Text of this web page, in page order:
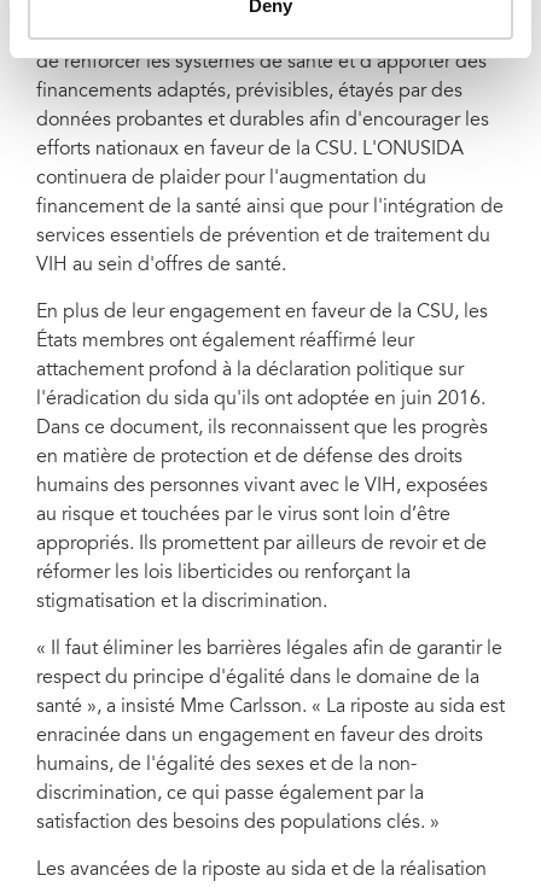
Deny
de financer correctement leur secteur public de la
santé, d'élargir les services fondamentaux de qualité,
de renforcer les systèmes de santé et d'apporter des
financements adaptés, prévisibles, étayés par des
données probantes et durables afin d'encourager les
efforts nationaux en faveur de la CSU. L'ONUSIDA
continuera de plaider pour l'augmentation du
financement de la santé ainsi que pour l'intégration de
services essentiels de prévention et de traitement du
VIH au sein d'offres de santé.
En plus de leur engagement en faveur de la CSU, les
États membres ont également réaffirmé leur
attachement profond à la déclaration politique sur
l'éradication du sida qu'ils ont adoptée en juin 2016.
Dans ce document, ils reconnaissent que les progrès
en matière de protection et de défense des droits
humains des personnes vivant avec le VIH, exposées
au risque et touchées par le virus sont loin d’être
appropriés. Ils promettent par ailleurs de revoir et de
réformer les lois liberticides ou renforçant la
stigmatisation et la discrimination.
« Il faut éliminer les barrières légales afin de garantir le
respect du principe d'égalité dans le domaine de la
santé », a insisté Mme Carlsson. « La riposte au sida est
enracinée dans un engagement en faveur des droits
humains, de l'égalité des sexes et de la non-
discrimination, ce qui passe également par la
satisfaction des besoins des populations clés. »
Les avancées de la riposte au sida et de la réalisation